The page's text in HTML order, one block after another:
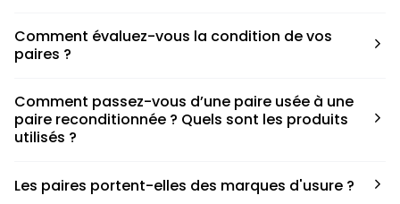
pour déterminer la taille appropriée, que ce soit une taille
en dessous, au-dessus ou correspondant à votre taille
Comment évaluez-vous la condition de vos
paires ?
défauts spécifiques de chaque paire.
Comment passez-vous d’une paire usée à une
paire reconditionnée ? Quels sont les produits
utilisés ?
ont fait de cette passion leur métier afin de reconditionner
Les paires portent-elles des marques d'usure ?